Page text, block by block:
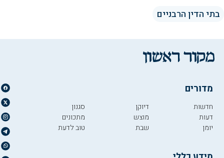
בתי הדין הרבניים
מדורים
חדשות
דעות
יומן
דיוקן
מוצש
שבת
סגנון
מתכונים
טוב לדעת